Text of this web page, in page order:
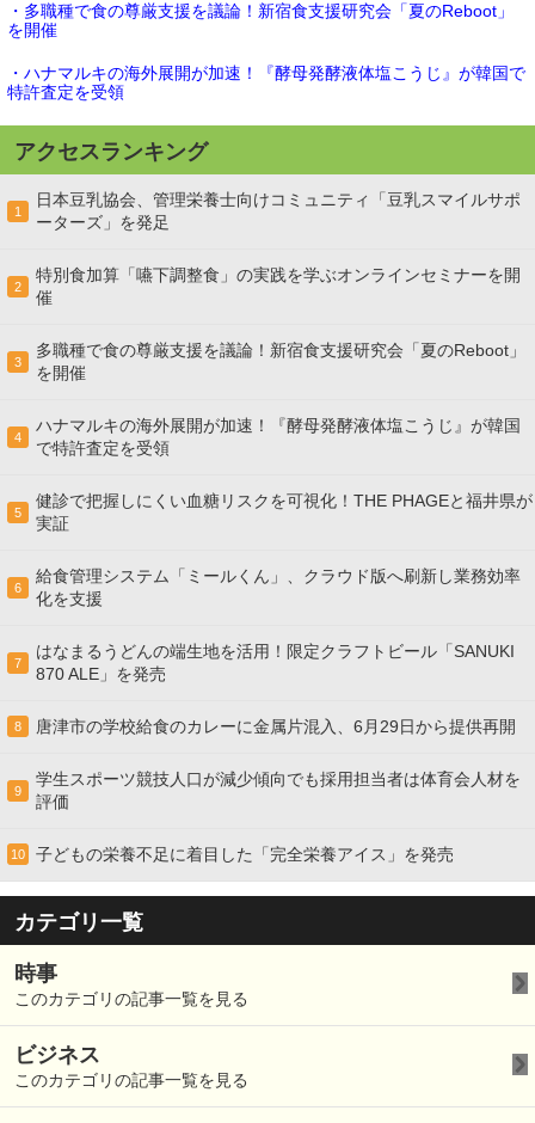
・多職種で食の尊厳支援を議論！新宿食支援研究会「夏のReboot」
を開催
・ハナマルキの海外展開が加速！『酵母発酵液体塩こうじ』が韓国で
特許査定を受領
アクセスランキング
1
日本豆乳協会、管理栄養士向けコミュニティ「豆乳スマイルサポ
ーターズ」を発足
2
特別食加算「嚥下調整食」の実践を学ぶオンラインセミナーを開
催
3
多職種で食の尊厳支援を議論！新宿食支援研究会「夏のReboot」
を開催
4
ハナマルキの海外展開が加速！『酵母発酵液体塩こうじ』が韓国
で特許査定を受領
5
健診で把握しにくい血糖リスクを可視化！THE PHAGEと福井県が
実証
6
給食管理システム「ミールくん」、クラウド版へ刷新し業務効率
化を支援
7
はなまるうどんの端生地を活用！限定クラフトビール「SANUKI
870 ALE」を発売
8 唐津市の学校給食のカレーに金属片混入、6月29日から提供再開
9
学生スポーツ競技人口が減少傾向でも採用担当者は体育会人材を
評価
10 子どもの栄養不足に着目した「完全栄養アイス」を発売
カテゴリ一覧
時事
このカテゴリの記事一覧を見る
ビジネス
このカテゴリの記事一覧を見る